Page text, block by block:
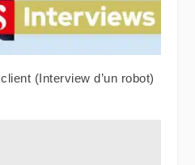
(Interview d’un robot)